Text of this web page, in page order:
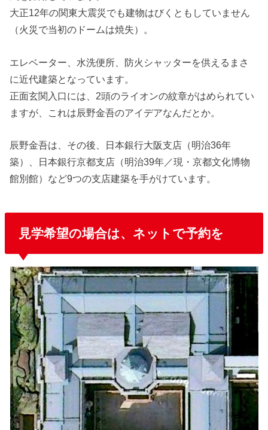
大正12年の関東大震災でも建物はびくともしていません
（火災で当初のドームは焼失）。
エレベーター、水洗便所、防火シャッターを供えるまさ
に近代建築となっています。
正面玄関入口には、2頭のライオンの紋章がはめられてい
ますが、これは辰野金吾のアイデアなんだとか。
辰野金吾は、その後、日本銀行大阪支店（明治36年
築）、日本銀行京都支店（明治39年／現・京都文化博物
館別館）など9つの支店建築を手がけています。
見学希望の場合は、ネットで予約を